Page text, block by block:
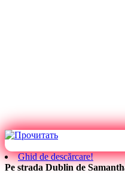
Ghid de descărcare!
Pe strada Dublin de